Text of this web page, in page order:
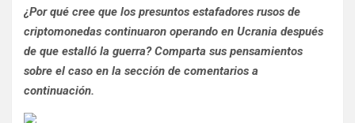
¿Por qué cree que los presuntos estafadores rusos de
criptomonedas continuaron operando en Ucrania después
de que estalló la guerra? Comparta sus pensamientos
sobre el caso en la sección de comentarios a
continuación.